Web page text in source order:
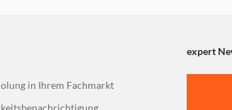
expert
in Ihrem Fachmarkt